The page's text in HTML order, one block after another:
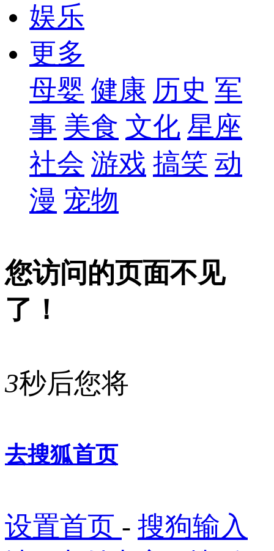
娱乐
更多
母婴 健康 历史 军
事 美食 文化 星座
社会 游戏 搞笑 动
漫 宠物
您访问的页面不见
了！
3秒后您将
去搜狐首页
设置首页 - 搜狗输入